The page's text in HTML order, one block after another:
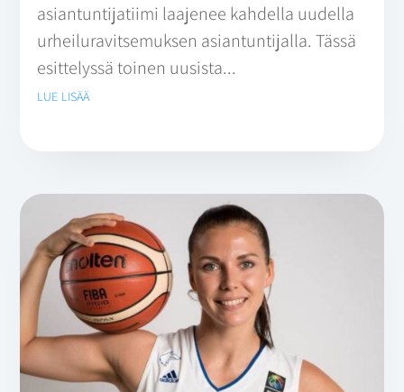
asiantuntijatiimi laajenee kahdella uudella
urheiluravitsemuksen asiantuntijalla. Tässä
esittelyssä toinen uusista...
lue lisää